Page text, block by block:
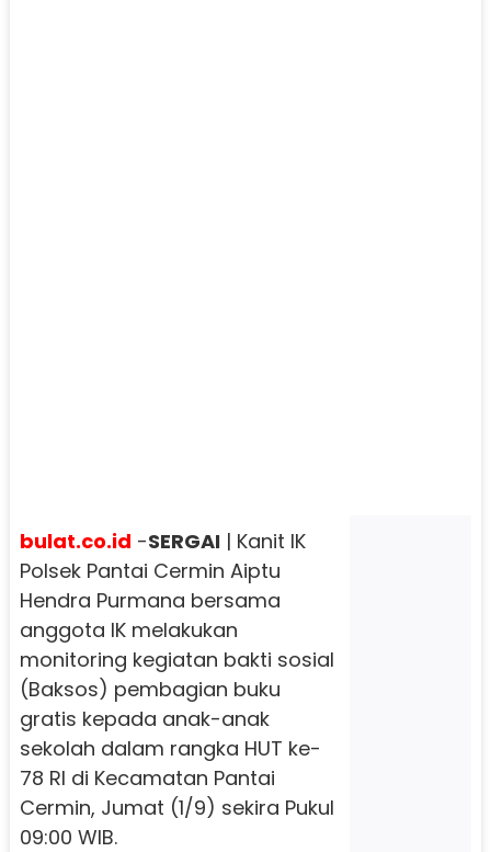
bulat.co.id -SERGAI| Kanit IK
Polsek Pantai Cermin Aiptu
Hendra Purmana bersama
anggota IK melakukan
monitoring kegiatan bakti sosial
(Baksos) pembagian buku
gratis kepada anak-anak
sekolah dalam rangka HUT ke-
78 RI di Kecamatan Pantai
Cermin, Jumat (1/9) sekira Pukul
09:00 WIB.